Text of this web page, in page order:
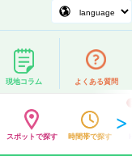
現地コラム よくある質問
スポットで探す 時間帯で探す